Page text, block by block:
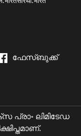
ഫേസ്ബുക്ക്
പ്രാ॰ ലിമിടേഡ